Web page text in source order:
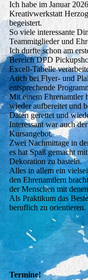
Ich habe im Januar
Kreativwerkstatt
begeistert.
So viele interessante
Teammitglieder und
Ich durfte schon am
Bereich DPD
Excell-Tabelle
Auch bei Flyer- und
entsprechende
Mit einem Ehrenamtler
wieder aufbereitet und
Daten gerettet und
Interessant war auch
Kursangebot.
Zwei Nachmittage in
es hat Spaß gemacht
Dekoration zu basteln.
Alles in allem ein
den Ehrenamtlern
der Menschen mit
Als Praktikum das
beruflich zu orientieren.
Termine!